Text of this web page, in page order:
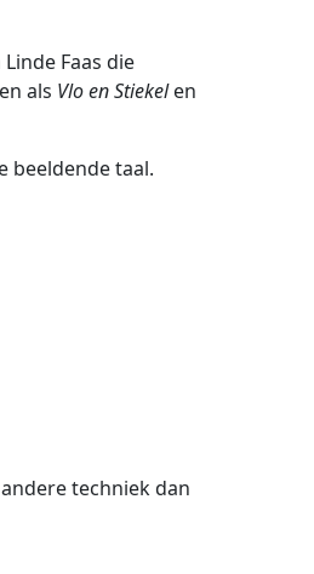
Faas die
als Vlo en Stiekelen
beeldende taal.
techniek dan